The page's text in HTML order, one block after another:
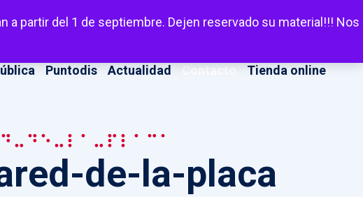
partir del 1 de septiembre. Dejen reservado su material!!! Nos
Escuchar
Puntodis Actualidad Contacto Tienda online
de-la-placa
de-la-placa